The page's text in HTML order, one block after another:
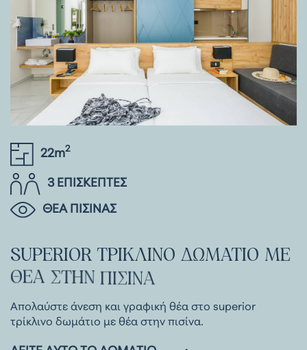
22m2
3 ΕΠΙΣΚΕΠΤΕΣ
ΘΕΑ ΠΙΣΙΝΑΣ
SUPERIOR ΤΡΙΚΛΙΝΟ ΔΩΜΑΤΙΟ ΜΕ
ΘΕΑ ΣΤΗΝ ΠΙΣΙΝΑ
Απολαύστε άνεση και γραφική θέα στο superior
τρίκλινο δωμάτιο με θέα στην πισίνα.